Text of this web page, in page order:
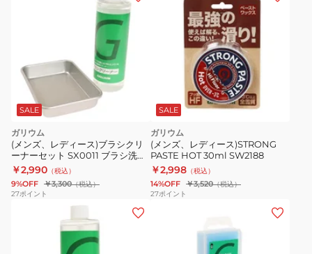
SALE
ガリウム
(メンズ、レディース)ブラシクリ
ーナーセット SX0011 ブラシ洗浄
トレイ チューンナップ メンテナ
ンス スキー スノーボード
￥2,990 （税込）
9%OFF ￥3,300（税込）
27ポイント
SALE
ガリウム
(メンズ、レディース)STRONG
PASTE HOT 30ml SW2188
￥2,998 （税込）
14%OFF ￥3,520（税込）
27ポイント